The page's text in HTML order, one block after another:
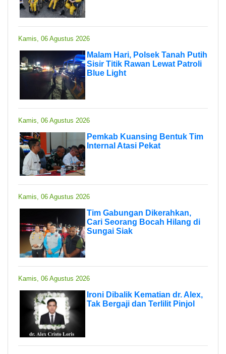
Kamis, 06 Agustus 2026
Malam Hari, Polsek Tanah Putih
Sisir Titik Rawan Lewat Patroli
Blue Light
Kamis, 06 Agustus 2026
Pemkab Kuansing Bentuk Tim
Internal Atasi Pekat
Kamis, 06 Agustus 2026
Tim Gabungan Dikerahkan,
Cari Seorang Bocah Hilang di
Sungai Siak
Kamis, 06 Agustus 2026
Ironi Dibalik Kematian dr. Alex,
Tak Bergaji dan Terlilit Pinjol